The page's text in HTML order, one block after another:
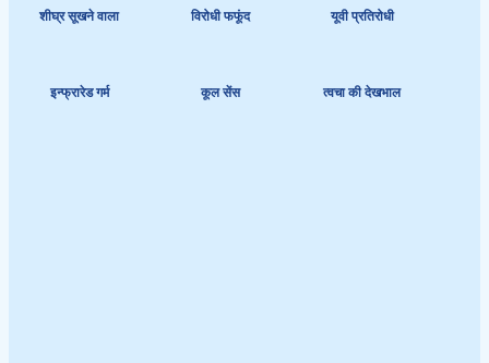
शीघ्र सूखने वाला विरोधी फफूंद यूवी प्रतिरोधी
इन्फ्रारेड गर्म कूल सेंस त्वचा की देखभाल